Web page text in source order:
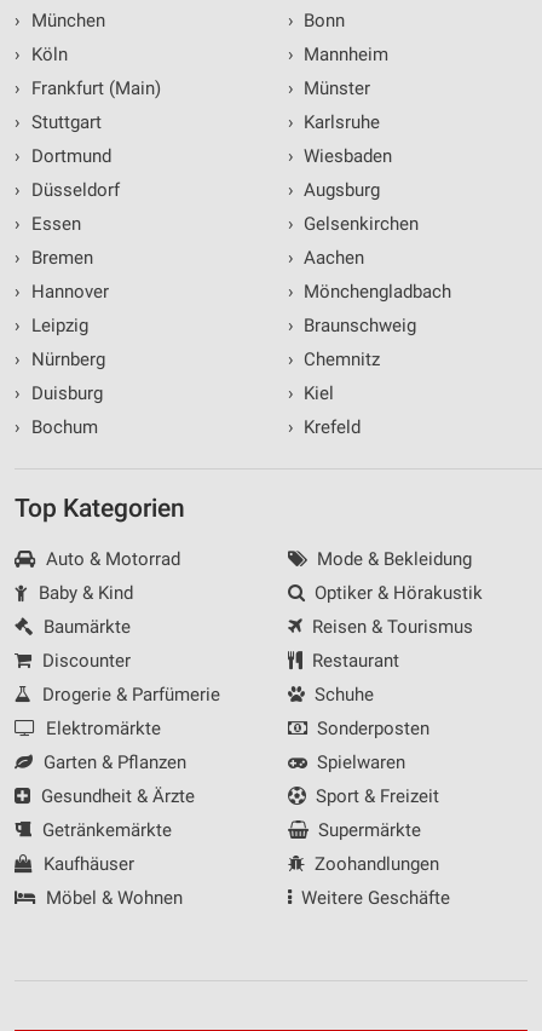
›
München
›
Köln
›
Frankfurt (Main)
› Stuttgart
›
Dortmund
›
Düsseldorf
›
Essen
›
Bremen
›
Hannover
›
Leipzig
›
Nürnberg
›
Duisburg
›
Bochum
› Bonn
› Mannheim
› Münster
› Karlsruhe
› Wiesbaden
› Augsburg
› Gelsenkirchen
› Aachen
› Mönchengladbach
› Braunschweig
› Chemnitz
› Kiel
› Krefeld
Top Kategorien
Auto & Motorrad
Baby & Kind
Baumärkte
Discounter
Drogerie & Parfümerie
Elektromärkte
Garten & Pflanzen
Gesundheit & Ärzte
Getränkemärkte
Kaufhäuser
Möbel & Wohnen
Mode & Bekleidung
Optiker & Hörakustik
Reisen & Tourismus
Restaurant
Schuhe
Sonderposten
Spielwaren
Sport & Freizeit
Supermärkte
Zoohandlungen
Weitere Geschäfte